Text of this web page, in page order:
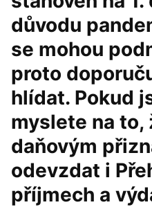
důvodu
se mohou
proto
hlídat. Pokud
myslete na to,
daňovým
odevzdat i
příjmech a